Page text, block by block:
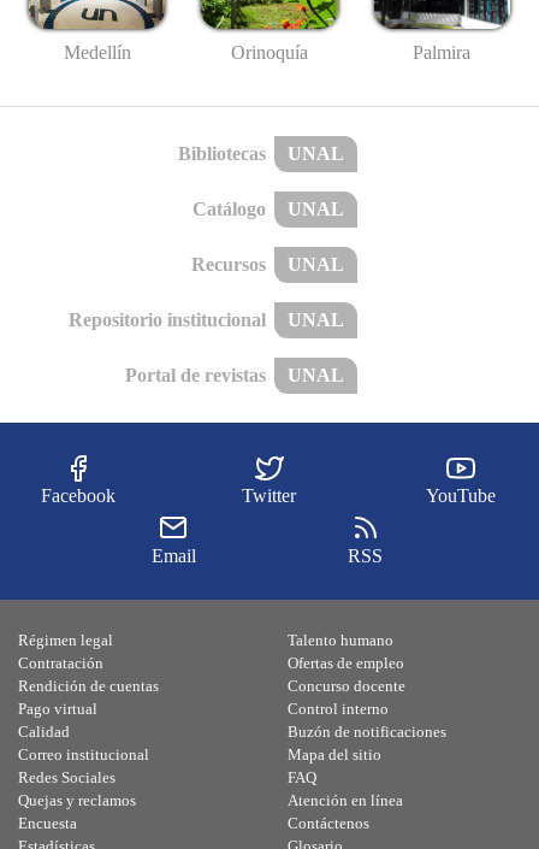
Medellín Orinoquía Palmira
Bibliotecas UNAL
Catálogo UNAL
Recursos UNAL
Repositorio institucional UNAL
Portal de revistas UNAL
Facebook Twitter YouTube
Email RSS
Régimen legal
Contratación
Rendición de cuentas
Pago virtual
Calidad
Talento humano
Ofertas de empleo
Concurso docente
Control interno
Buzón de notificaciones
Correo institucional
Redes Sociales
Quejas y reclamos
Encuesta
Mapa del sitio
FAQ
Atención en línea
Contáctenos